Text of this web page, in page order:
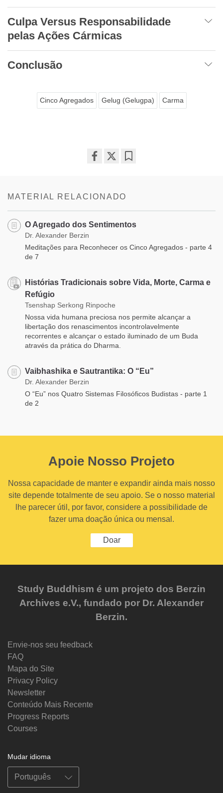
Culpa Versus Responsabilidade
pelas Ações Cármicas
Conclusão
Cinco Agregados Gelug (Gelugpa) Carma
MATERIAL RELACIONADO
O Agregado dos Sentimentos
Dr. Alexander Berzin
Meditações para Reconhecer os Cinco Agregados - parte 4
de 7
Histórias Tradicionais sobre Vida, Morte, Carma e
Refúgio
Tsenshap Serkong Rinpoche
Nossa vida humana preciosa nos permite alcançar a
libertação dos renascimentos incontrolavelmente
recorrentes e alcançar o estado iluminado de um Buda
através da prática do Dharma.
Vaibhashika e Sautrantika: O “Eu”
Dr. Alexander Berzin
O “Eu” nos Quatro Sistemas Filosóficos Budistas - parte 1
de 2
Apoie Nosso Projeto
Nossa capacidade de manter e expandir ainda mais nosso
site depende totalmente de seu apoio. Se o nosso material
lhe parecer útil, por favor, considere a possibilidade de
fazer uma doação única ou mensal.
Doar
Study Buddhism é um projeto dos Berzin
Archives e.V., fundado por Dr. Alexander
Berzin.
Envie-nos seu feedback
FAQ
Mapa do Site
Privacy Policy
Newsletter
Conteúdo Mais Recente
Progress Reports
Courses
Mudar idioma